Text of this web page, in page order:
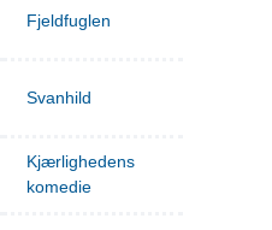
Fjeldfuglen
Svanhild
Kjærlighedens
komedie